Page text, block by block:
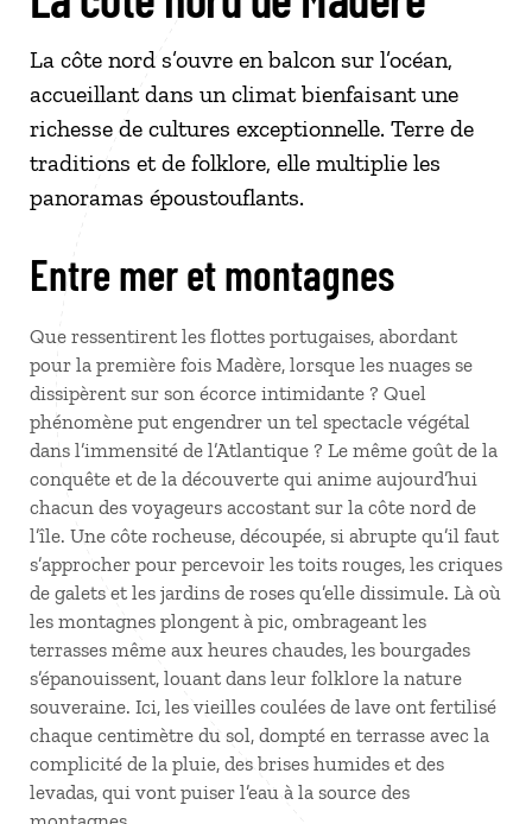
La côte nord s’ouvre en balcon sur l’océan,
accueillant dans un climat bienfaisant une
richesse de cultures exceptionnelle. Terre de
traditions et de folklore, elle multiplie les
panoramas époustouflants.
Entre mer et montagnes
Que ressentirent les flottes portugaises, abordant
pour la première fois Madère, lorsque les nuages se
dissipèrent sur son écorce intimidante ? Quel
phénomène put engendrer un tel spectacle végétal
dans l’immensité de l’Atlantique ? Le même goût de la
conquête et de la découverte qui anime aujourd’hui
chacun des voyageurs accostant sur la côte nord de
l’île. Une côte rocheuse, découpée, si abrupte qu’il faut
s’approcher pour percevoir les toits rouges, les criques
de galets et les jardins de roses qu’elle dissimule. Là où
les montagnes plongent à pic, ombrageant les
terrasses même aux heures chaudes, les bourgades
s’épanouissent, louant dans leur folklore la nature
souveraine. Ici, les vieilles coulées de lave ont fertilisé
chaque centimètre du sol, dompté en terrasse avec la
complicité de la pluie, des brises humides et des
levadas, qui vont puiser l’eau à la source des